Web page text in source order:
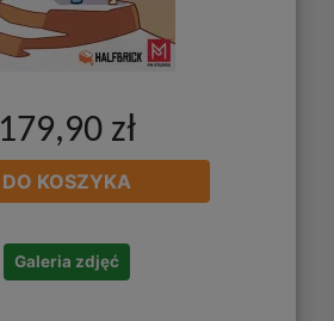
179,90 zł
DO KOSZYKA
Galeria zdjęć